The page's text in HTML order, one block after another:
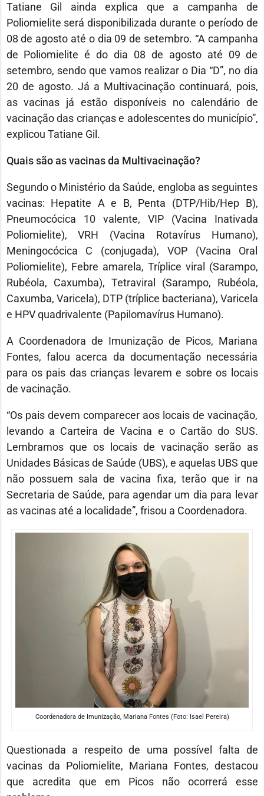
Tatiane Gil ainda explica que a campanha de
Poliomielite será disponibilizada durante o período de
08 de agosto até o dia 09 de setembro. “A campanha
de Poliomielite é do dia 08 de agosto até 09 de
setembro, sendo que vamos realizar o Dia “D”, no dia
20 de agosto. Já a Multivacinação continuará, pois,
as vacinas já estão disponíveis no calendário de
vacinação das crianças e adolescentes do município”,
explicou Tatiane Gil.
Quais são as vacinas da Multivacinação?
Segundo o Ministério da Saúde, engloba as seguintes
vacinas: Hepatite A e B, Penta (DTP/Hib/Hep B),
Pneumocócica 10 valente, VIP (Vacina Inativada
Poliomielite), VRH (Vacina Rotavírus Humano),
Meningocócica C (conjugada), VOP (Vacina Oral
Poliomielite), Febre amarela, Tríplice viral (Sarampo,
Rubéola, Caxumba), Tetraviral (Sarampo, Rubéola,
Caxumba, Varicela), DTP (tríplice bacteriana), Varicela
e HPV quadrivalente (Papilomavírus Humano).
A Coordenadora de Imunização de Picos, Mariana
Fontes, falou acerca da documentação necessária
para os pais das crianças levarem e sobre os locais
de vacinação.
“Os pais devem comparecer aos locais de vacinação,
levando a Carteira de Vacina e o Cartão do SUS.
Lembramos que os locais de vacinação serão as
Unidades Básicas de Saúde (UBS), e aquelas UBS que
não possuem sala de vacina fixa, terão que ir na
Secretaria de Saúde, para agendar um dia para levar
as vacinas até a localidade”, frisou a Coordenadora.
Coordenadora de Imunização, Mariana Fontes (Foto: Isael Pereira)
Questionada a respeito de uma possível falta de
vacinas da Poliomielite, Mariana Fontes, destacou
que acredita que em Picos não ocorrerá esse